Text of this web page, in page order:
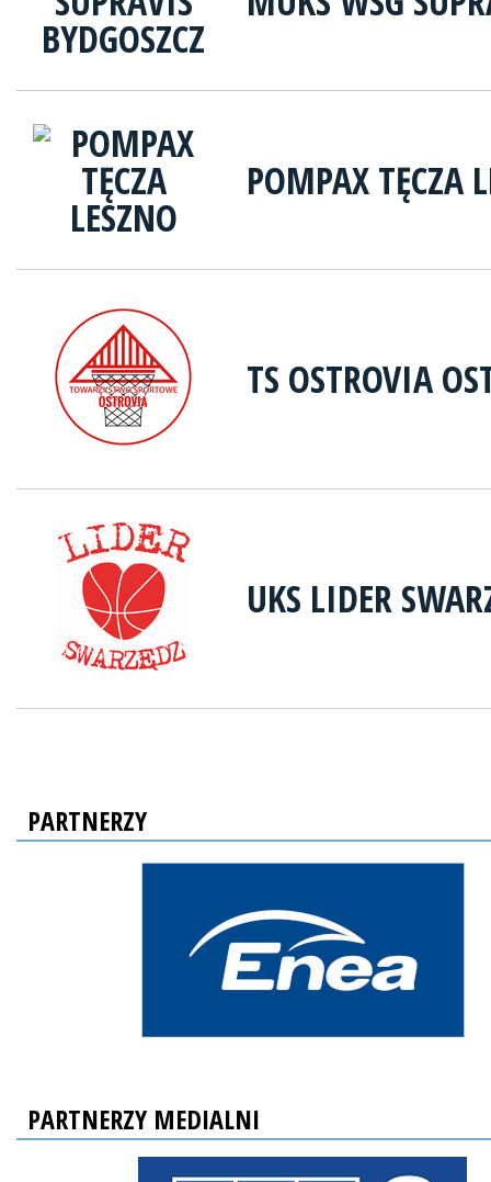
POMPAX TĘCZA
TS OSTROVIA
UKS LIDER
PARTNERZY
PARTNERZY MEDIALNI